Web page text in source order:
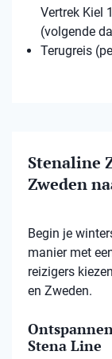
Vertrek Kiel
(volgende
Terugreis
Stenaline
Zweden
Begin je
manier met
reizigers
en Zweden.
Stena Line